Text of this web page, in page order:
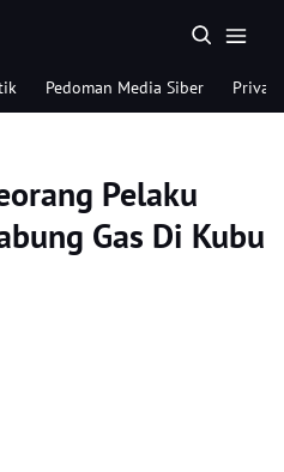
Pedoman Media Siber
Pelaku
Gas Di Kubu